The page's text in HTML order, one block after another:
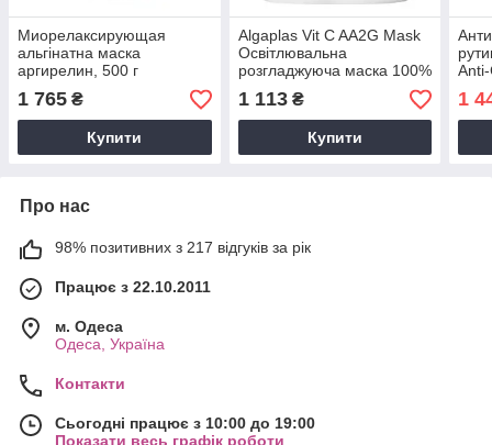
Миорелаксирующая
альгінатна маска
аргирелин, 500 г
1 765 ₴
Купити
Algaplas Vit C AA2G Mask
Освітлювальна
розгладжуюча маска 100%
вітамін C, 500 мл
1 113₴
Купити
1
Про нас
98% позитивних з 217 відгуків за рік
Працює з 22.10.2011
м. Одеса
Одеса, Україна
Контакти
Сьогодні працює з 10:00 до 19:00
Показати весь графік роботи